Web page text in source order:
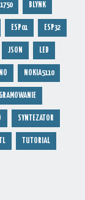
BLYNK
ESP01 ESP32
JSON LED
NOKIA5110
SYNTEZATOR
TUTORIAL